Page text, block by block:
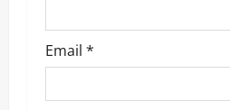
Email *